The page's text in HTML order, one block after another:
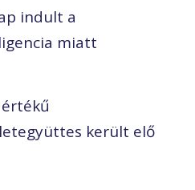
indult a
miatt
került elő